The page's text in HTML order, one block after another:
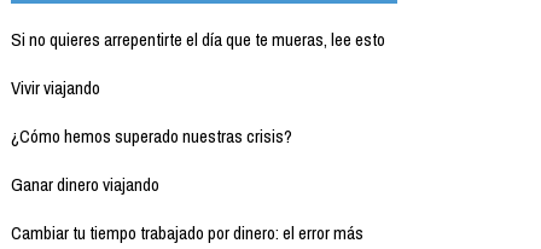
Si no quieres arrepentirte el día que te mueras, lee esto
Vivir viajando
¿Cómo hemos superado nuestras crisis?
Ganar dinero viajando
Cambiar tu tiempo trabajado por dinero: el error más